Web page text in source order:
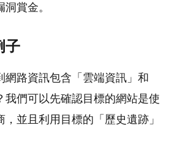
賞金。
子
網路資訊包含「雲端資訊」和
我們可以先確認目標的網站是使
並且利用目標的「歷史遺跡」